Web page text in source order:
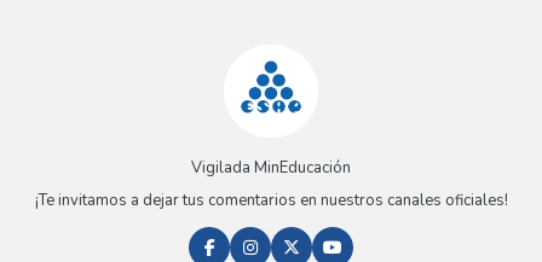
Vigilada MinEducación
¡Te invitamos a dejar tus comentarios en nuestros canales oficiales!